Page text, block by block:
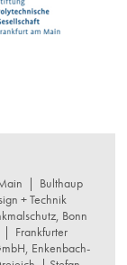
| Bulthaup
+ Technik
Bonn
| Frankfurter
Enkenbach-